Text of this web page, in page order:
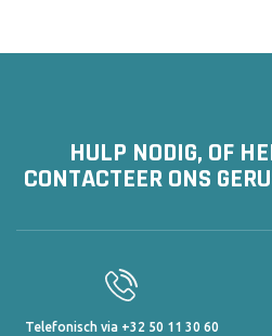
HULP NODIG, OF
CONTACTEER ONS
Telefonisch via +32 50 11 30 60